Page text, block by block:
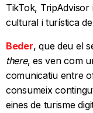
TikTok, TripAdvisor
cultural i turística
Beder, que deu el
there, es ven com
comunicatiu entre
consumeix
eines de turisme